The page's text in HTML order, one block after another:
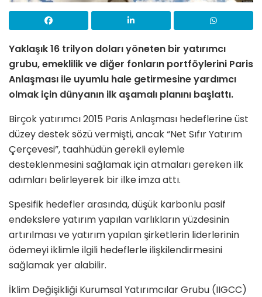
Yaklaşık 16 trilyon doları yöneten bir yatırımcı
grubu, emeklilik ve diğer fonların portföylerini Paris
Anlaşması ile uyumlu hale getirmesine yardımcı
olmak için dünyanın ilk aşamalı planını başlattı.
Birçok yatırımcı 2015 Paris Anlaşması hedeflerine üst
düzey destek sözü vermişti, ancak “Net Sıfır Yatırım
Çerçevesi”, taahhüdün gerekli eylemle
desteklenmesini sağlamak için atmaları gereken ilk
adımları belirleyerek bir ilke imza attı.
Spesifik hedefler arasında, düşük karbonlu pasif
endekslere yatırım yapılan varlıkların yüzdesinin
artırılması ve yatırım yapılan şirketlerin liderlerinin
ödemeyi iklimle ilgili hedeflerle ilişkilendirmesini
sağlamak yer alabilir.
İklim Değişikliği Kurumsal Yatırımcılar Grubu (IIGCC)